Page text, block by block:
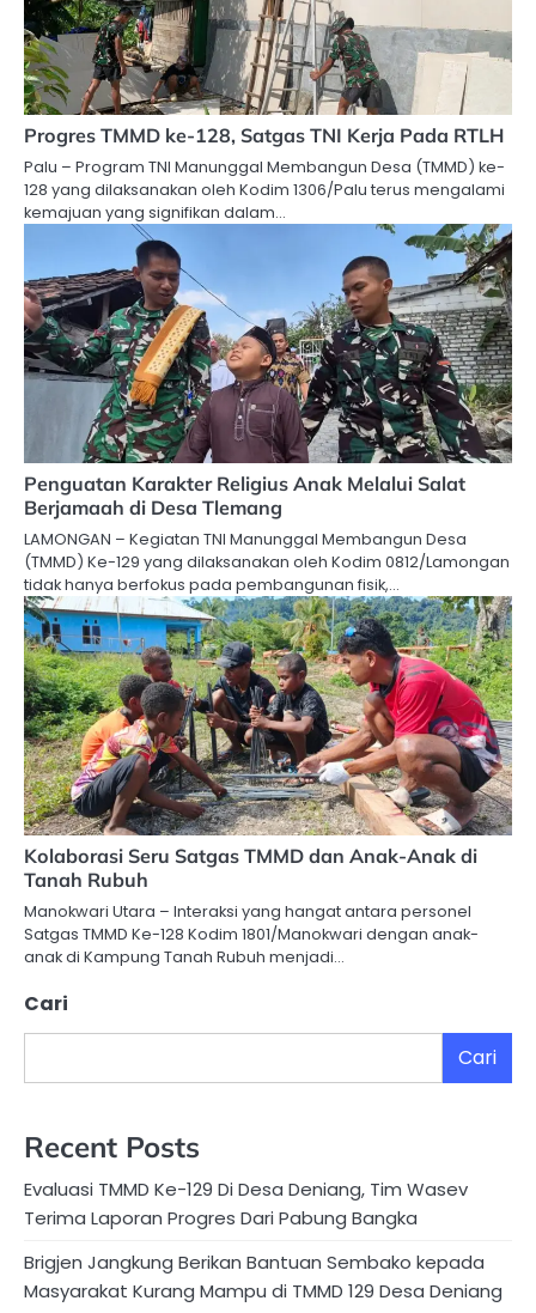
Progres TMMD ke-128, Satgas TNI Kerja Pada RTLH
Palu – Program TNI Manunggal Membangun Desa (TMMD) ke-
128 yang dilaksanakan oleh Kodim 1306/Palu terus mengalami
kemajuan yang signifikan dalam…
Penguatan Karakter Religius Anak Melalui Salat
Berjamaah di Desa Tlemang
LAMONGAN – Kegiatan TNI Manunggal Membangun Desa
(TMMD) Ke-129 yang dilaksanakan oleh Kodim 0812/Lamongan
tidak hanya berfokus pada pembangunan fisik,…
Kolaborasi Seru Satgas TMMD dan Anak-Anak di
Tanah Rubuh
Manokwari Utara – Interaksi yang hangat antara personel
Satgas TMMD Ke-128 Kodim 1801/Manokwari dengan anak-
anak di Kampung Tanah Rubuh menjadi…
Cari
Cari
Recent Posts
Evaluasi TMMD Ke-129 Di Desa Deniang, Tim Wasev
Terima Laporan Progres Dari Pabung Bangka
Brigjen Jangkung Berikan Bantuan Sembako kepada
Masyarakat Kurang Mampu di TMMD 129 Desa Deniang